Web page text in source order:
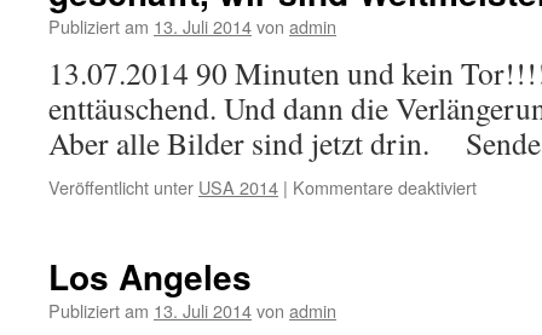
Publiziert am 13. Juli 2014von admin
13.07.2014 90 Minuten und kein
enttäuschend. Und dann die
Aber alle Bilder sind jetzt drin.
Veröffentlicht unter USA 2014 | Kommentare deaktiviert
Los Angeles
Publiziert am 13. Juli 2014von admin